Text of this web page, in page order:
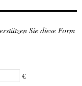
Sie diese Form
€